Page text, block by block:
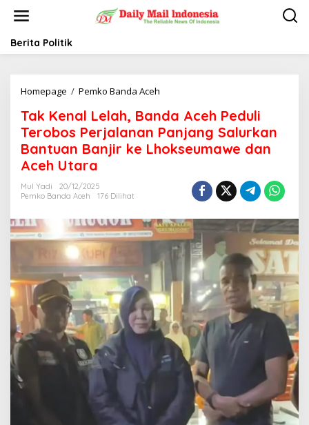
t
Berita Politik
Homepage / Pemko Banda Aceh
k
K
e
n
a
h
B
a
n
d
a
A
c
h
u
Tak Kenal Lelah, Banda Aceh Peduli
Terobos Perjalanan Panjang Salurkan
Bantuan Banjir ke Lhokseumawe dan
Aceh Utara
Mul Yadi
20/12/2025
Pemko Banda Aceh
176 Dilihat